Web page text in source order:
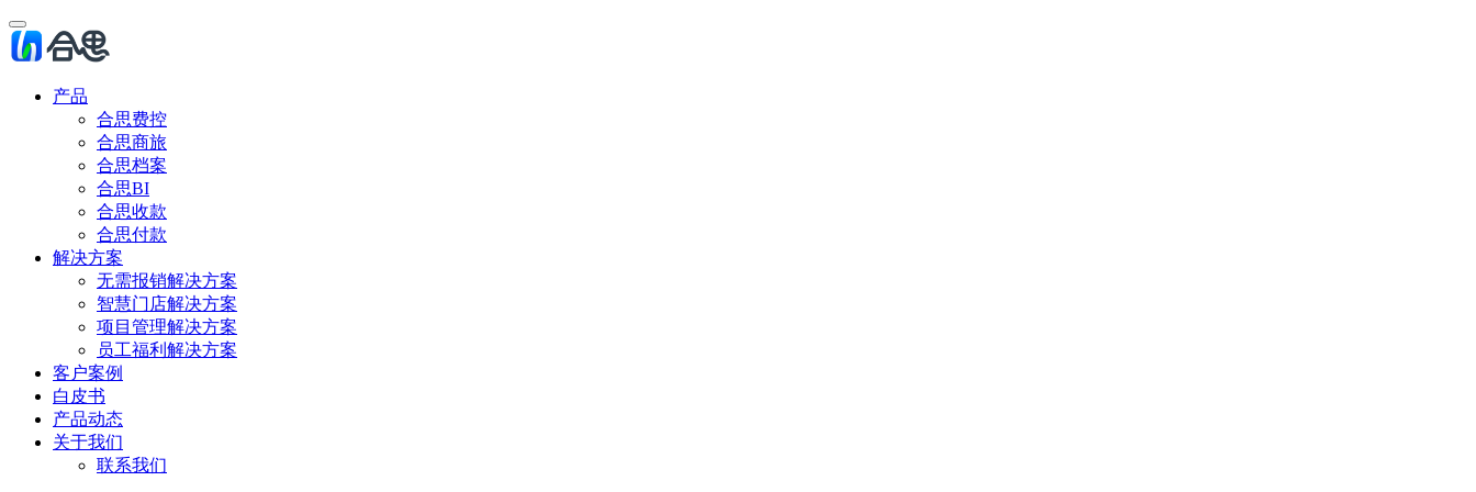
产品
合思费控
合思商旅
合思档案
合思BI
合思收款
合思付款
解决方案
无需报销解决方案
智慧门店解决方案
项目管理解决方案
员工福利解决方案
客户案例
白皮书
产品动态
关于我们
联系我们